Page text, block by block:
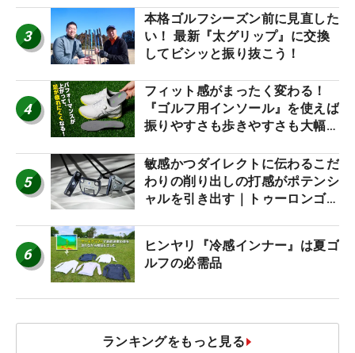
3
本格ゴルフシーズン前に見直した
い！ 最新『太グリップ』に交換
してビシッと振り抜こう！
4
フィット感がまったく変わる！
『ゴルフ用インソール』を使えば
振りやすさも歩きやすさも大幅に
5
敏感かつダイレクトに伝わるこだ
わりの削り出しの打感がポテンシ
ャルを引き出す｜トゥーロンゴル
6
ヒンヤリ『冷感インナー』は夏ゴ
ルフの必需品
ランキングをもっと見る